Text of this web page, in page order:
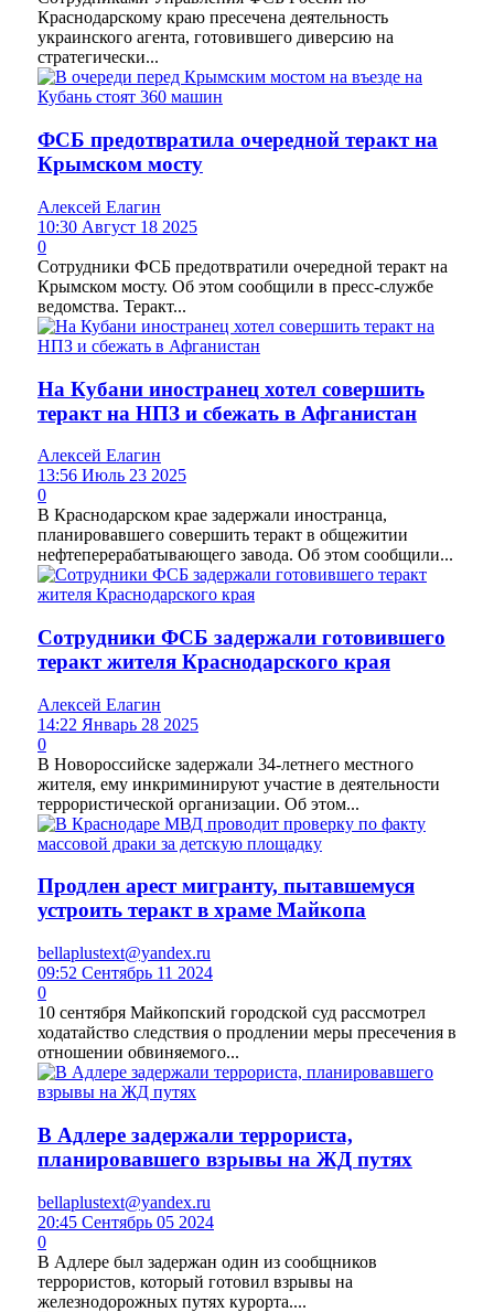
Краснодарскому краю пресечена деятельность
украинского агента, готовившего диверсию на
стратегически...
ФСБ предотвратила очередной теракт на
Крымском мосту
Алексей Елагин
10:30 Август 18 2025
0
Сотрудники ФСБ предотвратили очередной теракт на
Крымском мосту. Об этом сообщили в пресс-службе
ведомства. Теракт...
На Кубани иностранец хотел совершить
теракт на НПЗ и сбежать в Афганистан
Алексей Елагин
13:56 Июль 23 2025
0
В Краснодарском крае задержали иностранца,
планировавшего совершить теракт в общежитии
нефтеперерабатывающего завода. Об этом сообщили...
Сотрудники ФСБ задержали готовившего
теракт жителя Краснодарского края
Алексей Елагин
14:22 Январь 28 2025
0
В Новороссийске задержали 34-летнего местного
жителя, ему инкриминируют участие в деятельности
террористической организации. Об этом...
Продлен арест мигранту, пытавшемуся
устроить теракт в храме Майкопа
bellaplustext@yandex.ru
09:52 Сентябрь 11 2024
0
10 сентября Майкопский городской суд рассмотрел
ходатайство следствия о продлении меры пресечения в
отношении обвиняемого...
В Адлере задержали террориста,
планировавшего взрывы на ЖД путях
bellaplustext@yandex.ru
20:45 Сентябрь 05 2024
0
В Адлере был задержан один из сообщников
террористов, который готовил взрывы на
железнодорожных путях курорта....